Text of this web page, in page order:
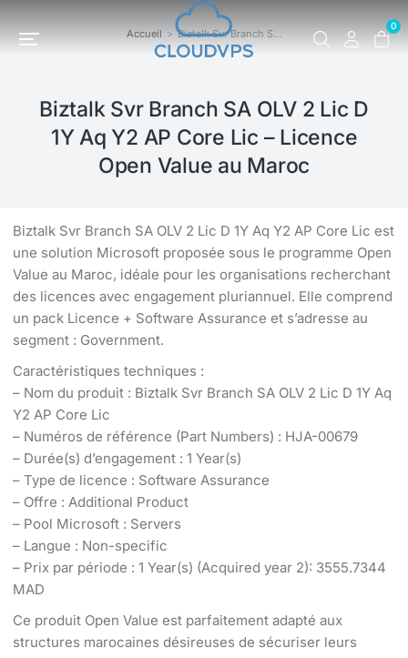
0
Vous êtes ici : Accueil Biztalk Svr Branch S…
Biztalk Svr Branch SA OLV 2 Lic D
1Y Aq Y2 AP Core Lic – Licence
Open Value au Maroc
Biztalk Svr Branch SA OLV 2 Lic D 1Y Aq Y2 AP Core Lic est
une solution Microsoft proposée sous le programme Open
Value au Maroc, idéale pour les organisations recherchant
des licences avec engagement pluriannuel. Elle comprend
un pack Licence + Software Assurance et s’adresse au
segment : Government.
Caractéristiques techniques :
– Nom du produit : Biztalk Svr Branch SA OLV 2 Lic D 1Y Aq
Y2 AP Core Lic
– Numéros de référence (Part Numbers) : HJA-00679
– Durée(s) d’engagement : 1 Year(s)
– Type de licence : Software Assurance
– Offre : Additional Product
– Pool Microsoft : Servers
– Langue : Non-specific
– Prix par période : 1 Year(s) (Acquired year 2): 3555.7344
MAD
Ce produit Open Value est parfaitement adapté aux
structures marocaines désireuses de sécuriser leurs